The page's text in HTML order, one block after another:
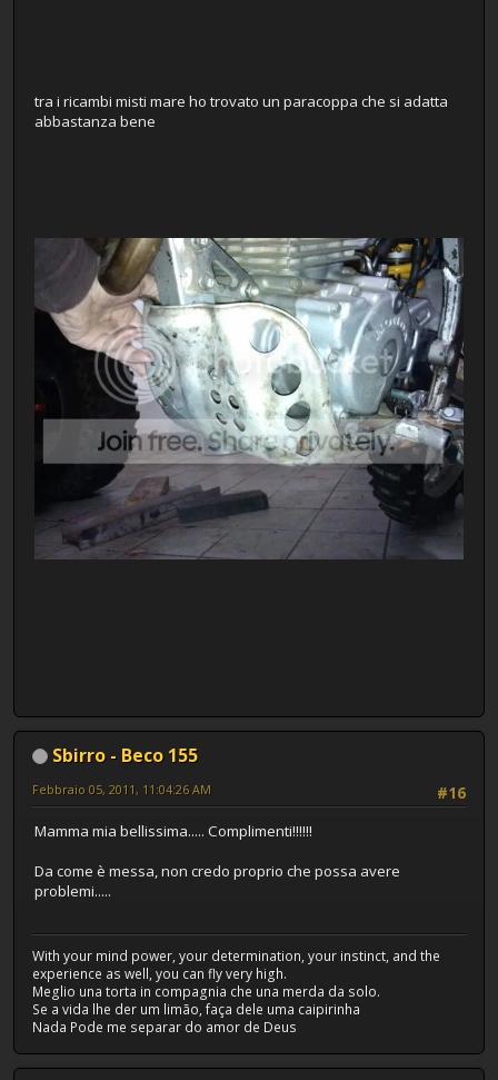
tra i ricambi misti mare ho trovato un paracoppa che si adatta
abbastanza bene
Sbirro - Beco 155
#16
Febbraio 05, 2011, 11:04:26 AM
Mamma mia bellissima..... Complimenti!!!!!!
Da come è messa, non credo proprio che possa avere
problemi.....
With your mind power, your determination, your instinct, and the
experience as well, you can fly very high.
Meglio una torta in compagnia che una merda da solo.
Se a vida lhe der um limão, faça dele uma caipirinha
Nada Pode me separar do amor de Deus